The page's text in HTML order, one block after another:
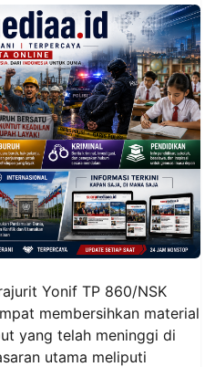
Yonif TP 860/NSK
membersihkan material
yang telah meninggi di
utama meliputi